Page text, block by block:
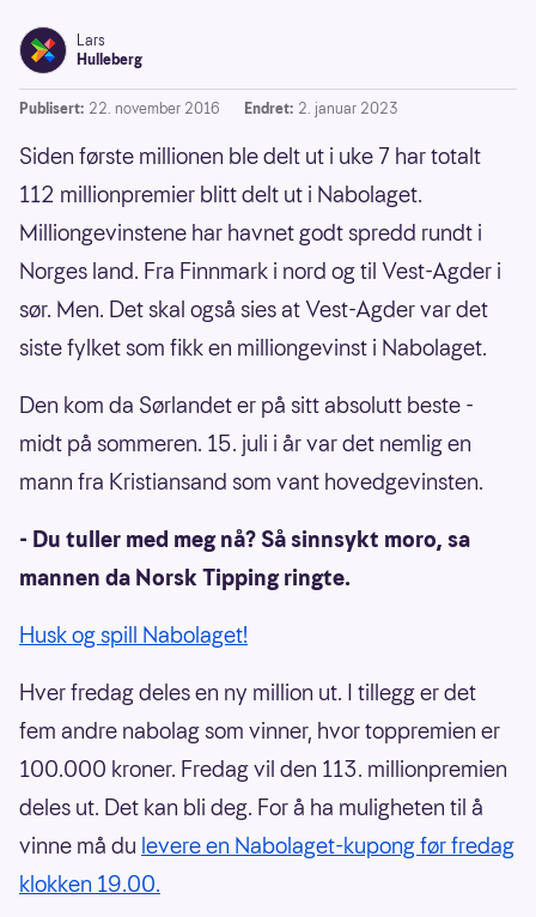
Lars
Hulleberg
Publisert: 22. november 2016 Endret: 2. januar 2023
Siden første millionen ble delt ut i uke 7 har totalt
112 millionpremier blitt delt ut i Nabolaget.
Milliongevinstene har havnet godt spredd rundt i
Norges land. Fra Finnmark i nord og til Vest-Agder i
sør. Men. Det skal også sies at Vest-Agder var det
siste fylket som fikk en milliongevinst i Nabolaget.
Den kom da Sørlandet er på sitt absolutt beste -
midt på sommeren. 15. juli i år var det nemlig en
mann fra Kristiansand som vant hovedgevinsten.
- Du tuller med meg nå? Så sinnsykt moro, sa
mannen da Norsk Tipping ringte.
Husk og spill Nabolaget!
Hver fredag deles en ny million ut. I tillegg er det
fem andre nabolag som vinner, hvor toppremien er
100.000 kroner. Fredag vil den 113. millionpremien
deles ut. Det kan bli deg. For å ha muligheten til å
vinne må du levere en Nabolaget-kupong før fredag
klokken 19.00.